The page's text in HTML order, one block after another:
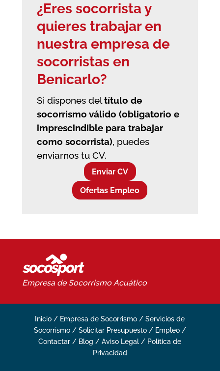
¿Eres socorrista y
quieres trabajar en
nuestra empresa de
socorristas en
Benicarlo?
Si dispones deltítulo de
socorrismo válido (obligatorio e
imprescindible para trabajar
como socorrista), puedes
enviarnos tu CV.
Enviar CV
Ofertas Empleo
Empresa de SocorrismoAcuático
Inicio / Empresa de Socorrismo /Servicios de
Socorrismo/ Solicitar Presupuesto / Empleo/
Contactar / Blog /Aviso Legal / Política de
Privacidad